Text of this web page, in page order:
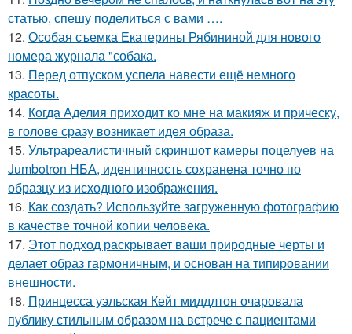
статью, спешу поделиться с вами ….
12. Особая съемка Екатерины Рябининой для нового
номера журнала "собака.
13. Перед отпуском успела навести ещё немного
красоты.
14. Когда Аделия приходит ко мне на макияж и прическу,
в голове сразу возникает идея образа.
15. Ультрареалистичный скриншот камеры поцелуев на
Jumbotron НБА, идентичность сохранена точно по
образцу из исходного изображения.
16. Как создать? Используйте загруженную фотографию
в качестве точной копии человека.
17. Этот подход раскрывает ваши природные черты и
делает образ гармоничным, и основан на типировании
внешности.
18. Принцесса уэльская Кейт миддлтон очаровала
публику стильным образом на встрече с пациентами